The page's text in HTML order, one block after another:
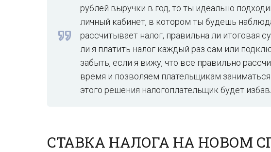
рублей выручки в год, то ты идеально
личный кабинет, в котором ты будешь
рассчитывает налог, правильна ли итоговая
ли я платить налог каждый раз сам или
забыть, если я вижу, что все правильно
время и позволяем плательщикам
этого решения налогоплательщик будет
СТАВКА НАЛОГА НА НОВОМ